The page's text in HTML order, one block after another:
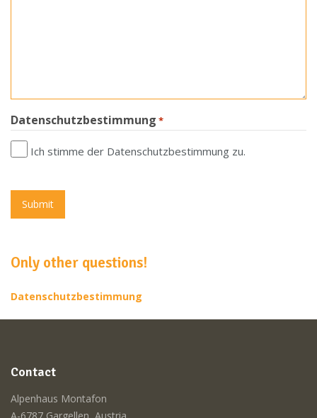
Datenschutzbestimmung *
Ich stimme der Datenschutzbestimmung zu.
Only other questions!
Datenschutzbestimmung
Contact
Alpenhaus Montafon
A-6787 Gargellen, Austria